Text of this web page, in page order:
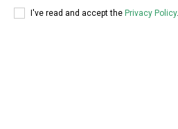
I've read and accept the Privacy Policy.